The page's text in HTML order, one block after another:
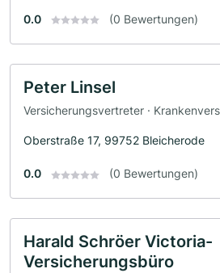
0.0 (0 Bewertungen)
Peter Linsel
Versicherungsvertreter ·
Oberstraße 17, 99752 Bleicherode
0.0 (0 Bewertungen)
Harald Schröer Victoria-
Versicherungsbüro